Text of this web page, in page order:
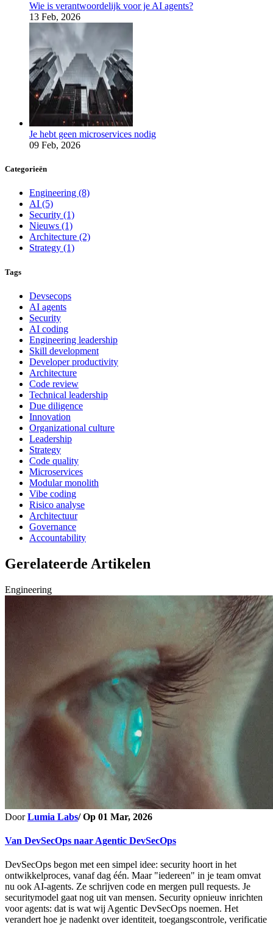
Wie is verantwoordelijk voor je AI agents?
13 Feb, 2026
Je hebt geen microservices nodig
09 Feb, 2026
Categorieën
Engineering (8)
AI (5)
Security (1)
Nieuws (1)
Architecture (2)
Strategy (1)
Tags
Devsecops
AI agents
Security
AI coding
Engineering leadership
Skill development
Developer productivity
Architecture
Code review
Technical leadership
Due diligence
Innovation
Organizational culture
Leadership
Strategy
Code quality
Microservices
Modular monolith
Vibe coding
Risico analyse
Architectuur
Governance
Accountability
Gerelateerde Artikelen
Engineering
DoorLumia Labs/ Op 01 Mar, 2026
Van DevSecOps naar Agentic DevSecOps
DevSecOps begon met een simpel idee: security hoort in het
ontwikkelproces, vanaf dag één. Maar "iedereen" in je team omvat
nu ook AI-agents. Ze schrijven code en mergen pull requests. Je
securitymodel gaat nog uit van mensen. Security opnieuw inrichten
voor agents: dat is wat wij Agentic DevSecOps noemen. Het
verandert hoe je nadenkt over identiteit, toegangscontrole, verificatie